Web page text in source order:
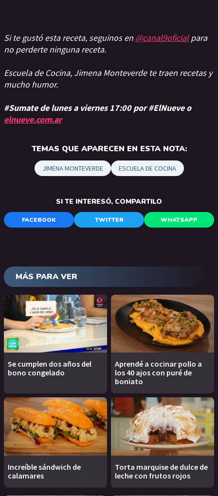
Si te gustó esta receta, seguinos en @canal9oficialpara
no perderte ninguna receta.
Escuela de Cocina, Jimena Monteverde te traen recetas y
mucho humor.
#Sumate de lunes a viernes 17:00 por #ElNueve o
elnueve.com.ar
TEMAS QUE APARECEN EN ESTA NOTA:
JIMENA MONTEVERDE ESCUELA DE COCINA
SI TE INTERESÓ, COMPARTILO
FACEBOOK TWITTER WHATSAPP
MÁS PARA VER
Se cumplen dos años del
bono congelado
Aprendé a cocinar pollo a
los 40 ajos con puré de
boniato
Increíble sándwich de
calamares
Torta marquise de dulce de
leche con frutos rojos